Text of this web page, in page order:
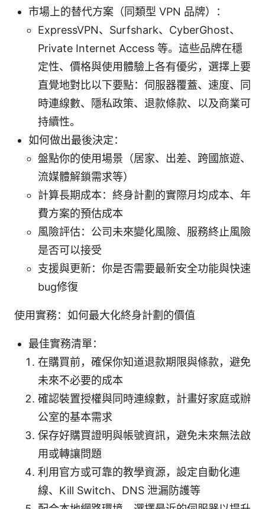
市場上的替代方案（同類型 VPN 品牌）：
ExpressVPN、Surfshark、CyberGhost、
Private Internet Access 等。這些品牌在穩
定性、價格與使用體驗上各有優劣，選擇上要
直覺地對比以下要點：伺服器覆蓋、速度、同
時連線數、隱私政策、退款條款、以及商業可
持續性。
如何做出最後決定：
盤點你的使用場景（居家、出差、跨國旅遊、
流媒體解鎖需求等）
計算長期成本：終身計劃的實際月均成本、年
費方案的預估成本
風險評估：公司未來變化風險、服務終止風險
是否可以接受
支援與更新：你是否需要最新安全功能與快速
bug修復
使用實務：如何最大化終身計劃的價值
最佳實務清單：
在購買前，確保你知道退款期限與條款，避免
未來不必要的成本
確認裝置授權與同時連線數，計畫好家庭或辦
公室的基本需求
保存好購買證明與帳號資訊，避免未來無法啟
用或轉讓問題
利用官方或可靠的教學資源，設定自動化連
線、Kill Switch、DNS 泄漏防護等